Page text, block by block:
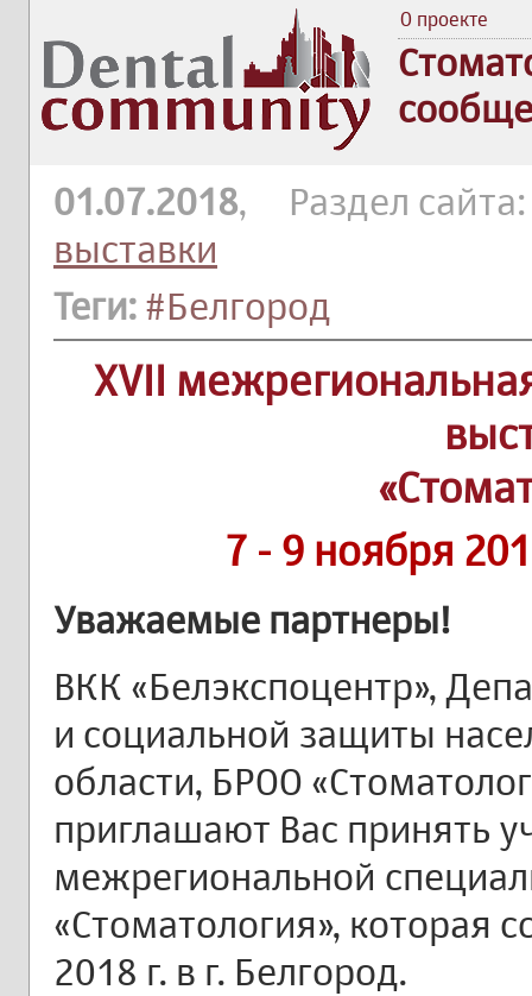
О проекте
01.07.2018, Раздел
выставки
Теги: #Белгород
XVII
7 - 9 ноября
Уважаемые партнеры!
ВКК «Белэкспоцентр»,
и социальной защиты
области, БРОО
приглашают Вас принять
межрегиональной
«Стоматология», которая
2018 г. в г. Белгород.